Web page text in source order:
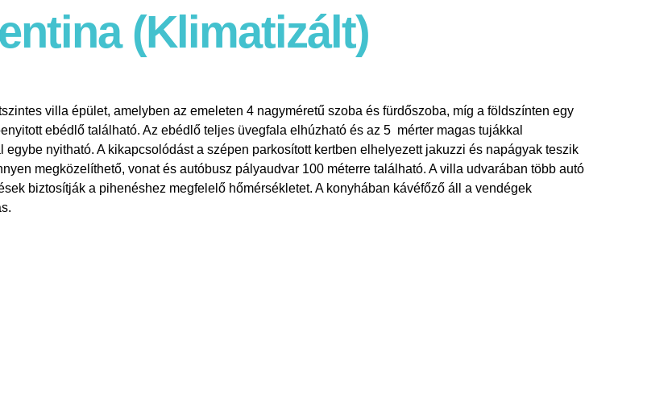
(Klimatizált)
villa épület, amelyben az emeleten 4 nagyméretű szoba és fürdőszoba, míg a földszínten egy
ebédlő található. Az ebédlő teljes üvegfala elhúzható és az 5 mérter magas tujákkal
nyitható. A kikapcsolódást a szépen parkosított kertben elhelyezett jakuzzi és napágyak teszik
megközelíthető, vonat és autóbusz pályaudvar 100 méterre található. A villa udvarában több autó
biztosítják a pihenéshez megfelelő hőmérsékletet. A konyhában kávéfőző áll a vendégek